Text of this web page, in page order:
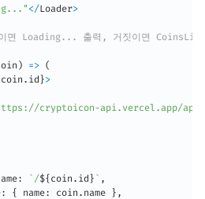
</Loader>
면 Loading... 출력, 거짓이면 CoinsList
) => (
coin . id }>
cryptoicon-api.vercel.app/
: ` /${ coin . id } ` ,
: { name: coin . name } ,